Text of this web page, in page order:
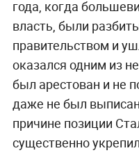
года, когда
власть, были
правительством и
оказался одним из
был арестован и не
даже не был
причине позиции
существенно